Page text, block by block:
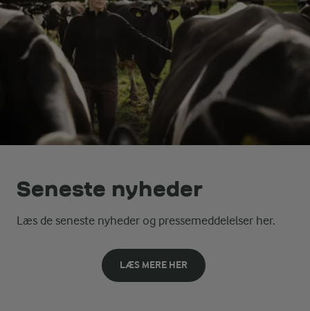
Seneste nyheder
Læs de seneste nyheder og pressemeddelelser her.
LÆS MERE HER